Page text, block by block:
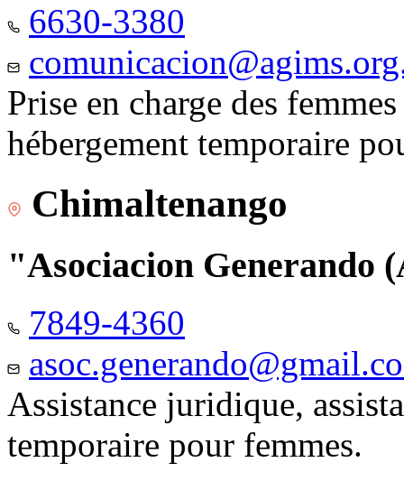
6630-3380
Prise en charge des
hébergement temporaire
Chimaltenango
"Asociacion Generando
7849-4360
Assistance juridique,
temporaire pour femmes.